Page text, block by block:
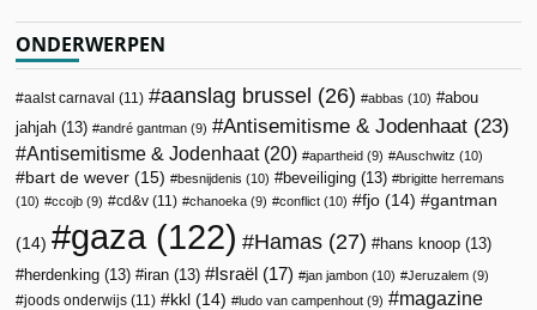
ONDERWERPEN
aalst carnaval (11) aanslag brussel (26) abbas (10)
abou
jahjah (13) andré gantman (9) Antisemitisme & Jodenhaat (23)
Antisemitisme & Jodenhaat(20) apartheid (9) Auschwitz (10)
bart de wever (15) besnijdenis (10) beveiliging (13)
brigitte herremans
(10)
ccojb (9) cd&v (11) chanoeka (9) conflict (10) fjo (14) gantman
(14) gaza (122) Hamas (27) hans knoop (13)
herdenking (13) iran (13) Israël (17) jan jambon (10) Jeruzalem (9)
joods onderwijs (11) kkl (14) ludo van campenhout (9)
magazine